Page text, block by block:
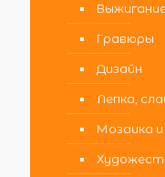
Гравюры
Дизайн
Лепка,
Мозаика и